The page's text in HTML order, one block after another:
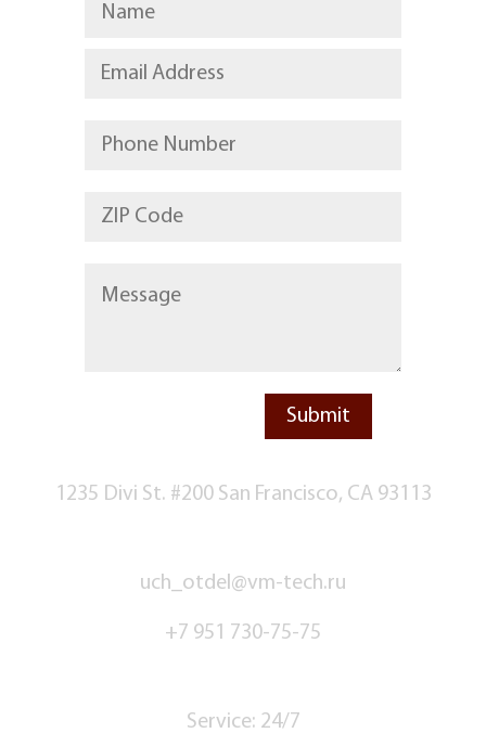
1235 Divi St. #200 San Francisco, CA 93113
uch_otdel@vm-tech.ru
+7 951 730-75-75
Service: 24/7